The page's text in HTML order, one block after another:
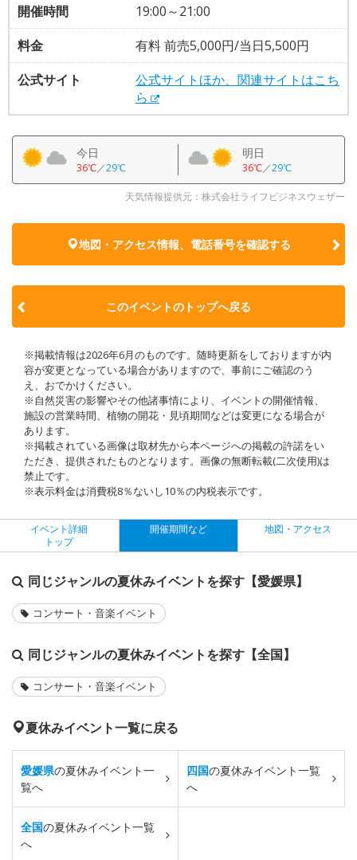
開催時間
19:00～21:00
料金
有料 前売5,000円/当日5,500円
公式サイト
公式サイトほか、関連サイトはこち
ら
今日
36℃／29℃
明日
36℃／29℃
天気情報提供元：株式会社ライフビジネスウェザー
地図・アクセス情報、電話番号を確認する
このイベントのトップへ戻る
※掲載情報は2026年6月のものです。随時更新をしておりますが内
容が変更となっている場合がありますので、事前にご確認のう
え、おでかけください。
※自然災害の影響やその他諸事情により、イベントの開催情報、
施設の営業時間、植物の開花・見頃期間などは変更になる場合が
あります。
※掲載されている画像は取材先から本ページへの掲載の許諾をい
ただき、提供されたものとなります。画像の無断転載(二次使用)は
禁止です。
※表示料金は消費税8％ないし10％の内税表示です。
イベント詳細
トップ
開催期間など 地図・アクセス
同じジャンルの夏休みイベントを探す【愛媛県】
コンサート・音楽イベント
同じジャンルの夏休みイベントを探す【全国】
コンサート・音楽イベント
夏休みイベント一覧に戻る
愛媛県の夏休みイベント一
覧へ
四国の夏休みイベント一覧
へ
全国の夏休みイベント一覧
へ